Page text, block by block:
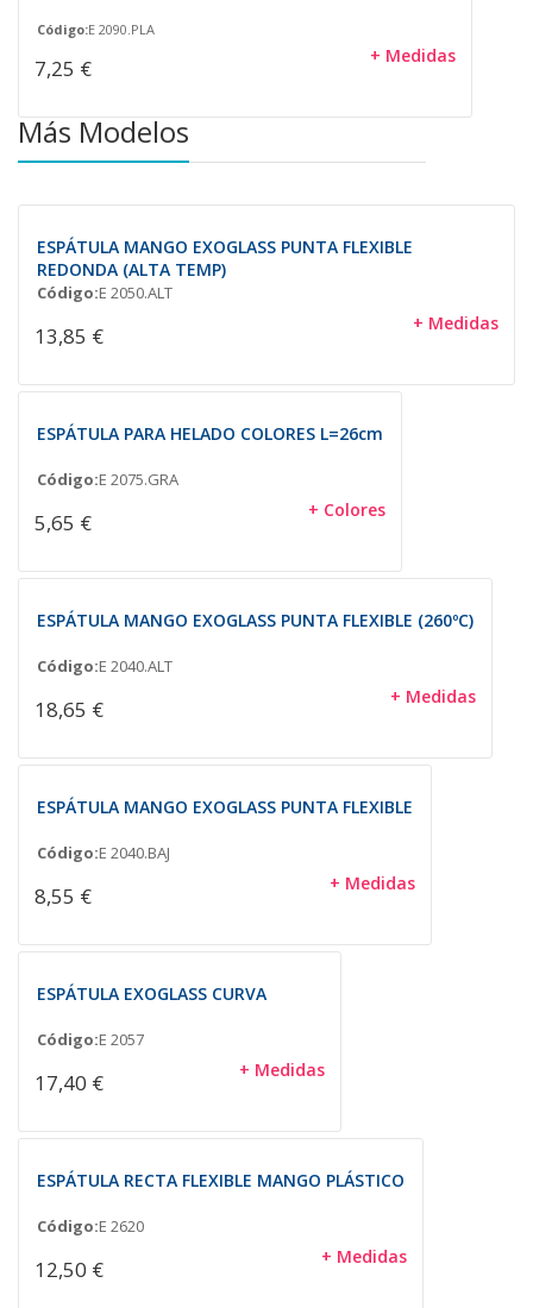
Código:E 2090.PLA
7,25 € + Medidas
Más Modelos
ESPÁTULA MANGO EXOGLASS PUNTA FLEXIBLE
REDONDA (ALTA TEMP)
Código:E 2050.ALT
13,85 € + Medidas
ESPÁTULA PARA HELADO COLORES L=26cm
Código:E 2075.GRA
5,65 € + Colores
ESPÁTULA MANGO EXOGLASS PUNTA FLEXIBLE (260ºC)
Código:E 2040.ALT
18,65 € + Medidas
ESPÁTULA MANGO EXOGLASS PUNTA FLEXIBLE
Código:E 2040.BAJ
8,55 € + Medidas
ESPÁTULA EXOGLASS CURVA
Código:E 2057
17,40 € + Medidas
ESPÁTULA RECTA FLEXIBLE MANGO PLÁSTICO
Código:E 2620
12,50 € + Medidas